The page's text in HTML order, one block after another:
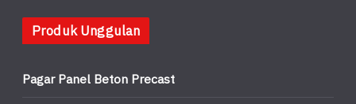
Produk Unggulan
Pagar Panel Beton Precast